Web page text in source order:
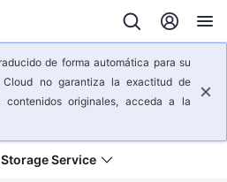
de forma automática para su
Cloud no garantiza la exactitud de
originales, acceda a la
Service